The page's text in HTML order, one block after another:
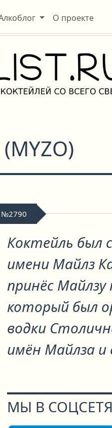
О проекте
(MYZO)
№2790
Коктейль был
имени Майлз
принёс
который был
водки
имён Майлза и
МЫ В